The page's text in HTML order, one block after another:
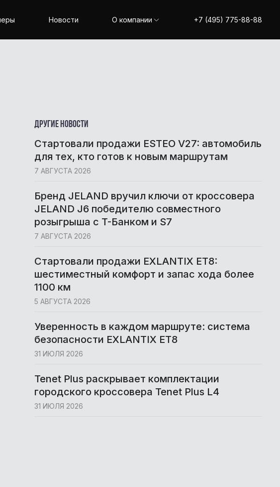
Новости О компании +7 (495) 775-88-88
Другие новости
Стартовали продажи ESTEO V27: автомобиль
для тех, кто готов к новым маршрутам
7 АВГУСТА 2026
Бренд JELAND вручил ключи от кроссовера
JELAND J6 победителю совместного
розыгрыша с T-Банком и S7
7 АВГУСТА 2026
Cтартовали продажи EXLANTIX ET8:
шестиместный комфорт и запас хода более
1100 км
5 АВГУСТА 2026
Уверенность в каждом маршруте: система
безопасности EXLANTIX ET8
31 ИЮЛЯ 2026
Tenet Plus раскрывает комплектации
городского кроссовера Tenet Plus L4
31 ИЮЛЯ 2026